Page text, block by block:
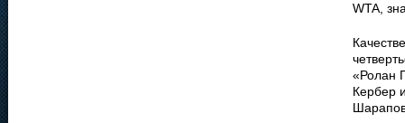
WTA,
«Ролан
Кербер